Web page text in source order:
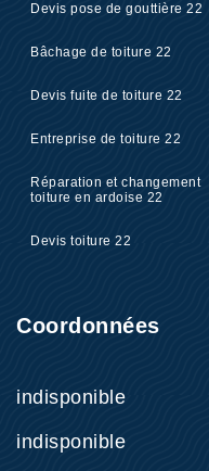
Devis pose de gouttière 22
Bâchage de toiture 22
Devis fuite de toiture 22
Entreprise de toiture 22
Réparation et changement
toiture en ardoise 22
Devis toiture 22
Coordonnées
indisponible
indisponible